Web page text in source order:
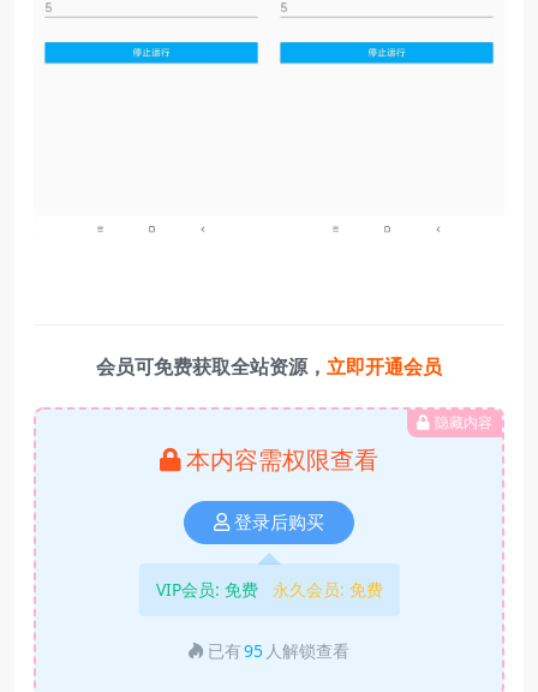
会员可免费获取全站资源， 立即开通会员
隐藏内容
本内容需权限查看
登录后购买
VIP会员: 免费 永久会员: 免费
已有95 人解锁查看